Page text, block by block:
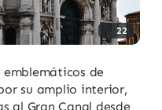
22
emblemáticos de
su amplio interior,
al Gran Canal desde